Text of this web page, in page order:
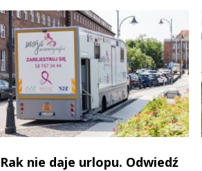
Rak nie daje urlopu. Odwiedź